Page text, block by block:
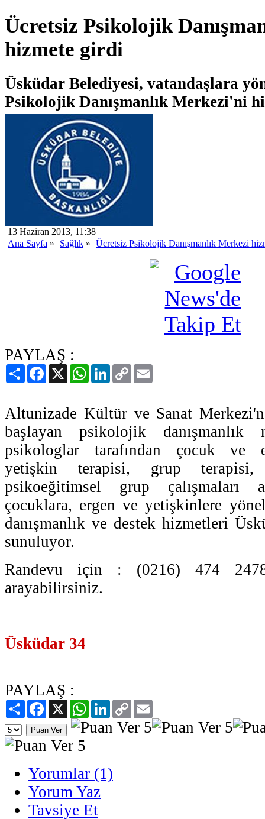
Ücretsiz Psikolojik
hizmete girdi
Üsküdar Belediyesi, vatandaşlara
Psikolojik Danışmanlık Merkezi'ni
13 Haziran 2013, 11:38
Ana Sayfa » Sağlık » Ücretsiz Psikolojik Danışmanlık Merkezi
PAYLAŞ :
PaylaşFacebook
X WhatsAppLinkedIn
Copy
Link
Altunizade Kültür ve Sanat
başlayan psikolojik danışmanlık
psikologlar tarafından çocuk ve
yetişkin terapisi, grup
psikoeğitimsel grup çalışmaları
çocuklara, ergen ve yetişkinlere
danışmanlık ve destek hizmetleri
sunuluyor.
Randevu için : (0216) 474
arayabilirsiniz.
Üsküdar 34
PAYLAŞ :
PaylaşFacebook
X WhatsAppLinkedIn
Copy
Link
Yorumlar (1)
Yorum Yaz
Tavsiye Et